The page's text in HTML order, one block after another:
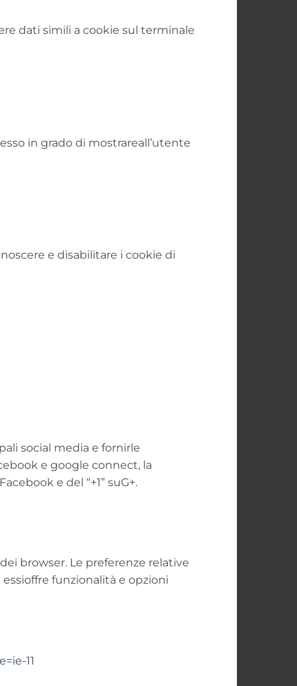
dati simili a cookie sul terminale
in grado di mostrareall’utente
e disabilitare i cookie di
social media e fornirle
e google connect, la
e del “+1” suG+.
browser. Le preferenze relative
funzionalità e opzioni
11